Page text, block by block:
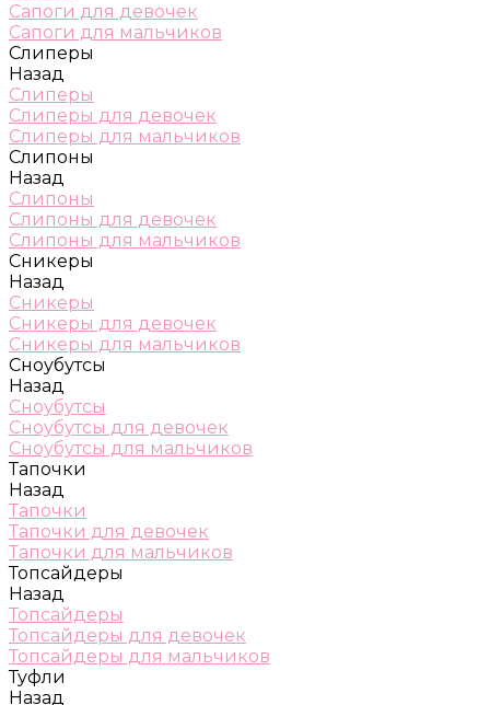
Сапоги для девочек
Сапоги для мальчиков
Слиперы
Назад
Слиперы
Слиперы для девочек
Слиперы для мальчиков
Слипоны
Назад
Слипоны
Слипоны для девочек
Слипоны для мальчиков
Сникеры
Назад
Сникеры
Сникеры для девочек
Сникеры для мальчиков
Сноубутсы
Назад
Сноубутсы
Сноубутсы для девочек
Сноубутсы для мальчиков
Тапочки
Назад
Тапочки
Тапочки для девочек
Тапочки для мальчиков
Топсайдеры
Назад
Топсайдеры
Топсайдеры для девочек
Топсайдеры для мальчиков
Туфли
Назад